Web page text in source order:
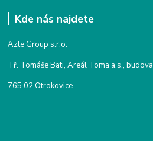
Kde nás najdete
Azte Group s.r.o.
Tř. Tomáše Bati, Areál Toma a.s.,
765 02 Otrokovice